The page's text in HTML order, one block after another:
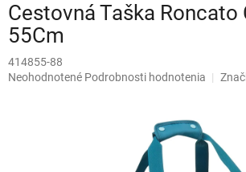
Cestovná Taška Roncato
55Cm
414855-88
Priemerné
Neohodnotené Podrobnosti hodnotenia